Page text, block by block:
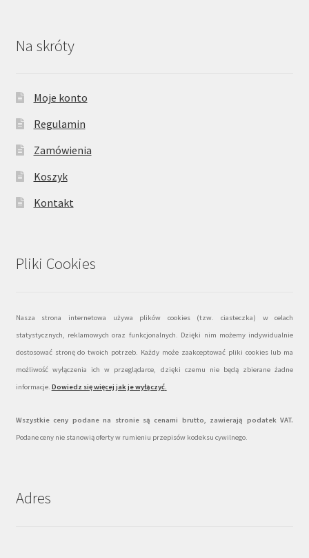
Na skróty
Moje konto
Regulamin
Zamówienia
Koszyk
Kontakt
Pliki Cookies
Nasza strona internetowa używa plików cookies (tzw. ciasteczka) w celach
statystycznych, reklamowych oraz funkcjonalnych. Dzięki nim możemy indywidualnie
dostosować stronę do twoich potrzeb. Każdy może zaakceptować pliki cookies lub ma
możliwość wyłączenia ich w przeglądarce, dzięki czemu nie będą zbierane żadne
informacje. Dowiedz się więcej jak je wyłączyć.
Wszystkie ceny podane na stronie są cenami brutto, zawierają podatek VAT.
Podane ceny nie stanowią oferty w rumieniu przepisów kodeksu cywilnego.
Adres